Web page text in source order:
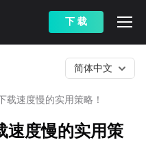
下 载
载速度慢的实用策略！
简体中文
速度慢的实用策